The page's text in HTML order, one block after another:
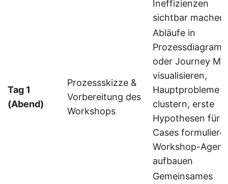
Ineffizienzen
sichtbar machen
Tag 1
(Abend)
Prozessskizze &
Vorbereitung des
Workshops
Abläufe in
oder Journey
visualisieren,
Hauptprobleme
clustern, erste
Hypothesen für
Cases
Workshop-
aufbauen
Gemeinsames